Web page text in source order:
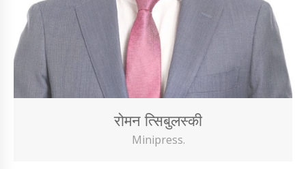
रोमन त्सिबुलस्की
Minipress.